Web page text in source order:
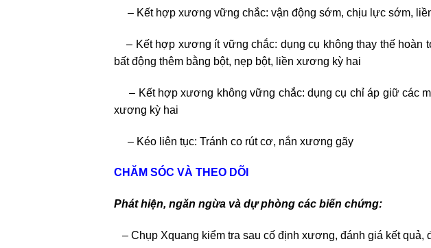
– Kết hợp xương vững chắc: vận động sớm, chịu lực sớm,
– Kết hợp xương ít vững chắc: dụng cụ không thay thế hoàn
bất động thêm bằng bột, nẹp bột, liền xương kỳ hai
– Kết hợp xương không vững chắc: dụng cụ chỉ áp giữ các
xương kỳ hai
– Kéo liên tục: Tránh co rút cơ, nắn xương gãy
CHĂM SÓC VÀ THEO DÕI
Phát hiện, ngăn ngừa và dự phòng các biến chứng:
– Chụp Xquang kiểm tra sau cố định xương, đánh giá kết quả,